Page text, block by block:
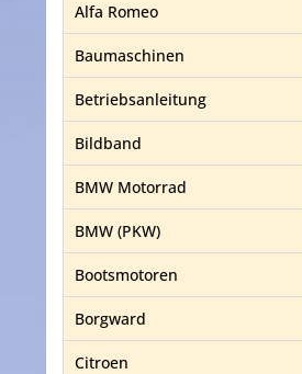
Alfa Romeo
Baumaschinen
Betriebsanleitung
Bildband
BMW Motorrad
BMW (PKW)
Bootsmotoren
Borgward
Citroen